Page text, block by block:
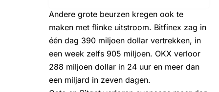
Andere grote beurzen kregen ook te
maken met flinke uitstroom. Bitfinex zag in
één dag 390 miljoen dollar vertrekken, in
een week zelfs 905 miljoen. OKX verloor
288 miljoen dollar in 24 uur en meer dan
een miljard in zeven dagen.